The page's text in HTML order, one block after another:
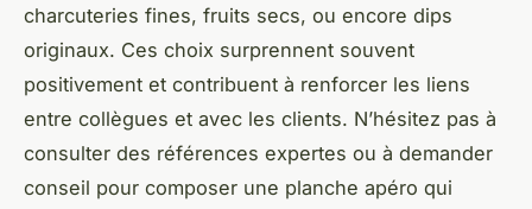
charcuteries fines, fruits secs, ou encore dips
originaux. Ces choix surprennent souvent
positivement et contribuent à renforcer les liens
entre collègues et avec les clients. N’hésitez pas à
consulter des références expertes ou à demander
conseil pour composer une planche apéro qui